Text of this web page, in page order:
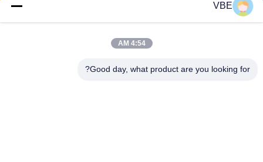
VBE
4:54 AM
Good day, what product are you looking for?